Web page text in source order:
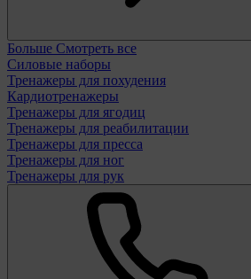
Больше Смотреть все
Силовые наборы
Тренажеры для похудения
Кардиотренажеры
Тренажеры для ягодиц
Тренажеры для реабилитации
Тренажеры для пресса
Тренажеры для ног
Тренажеры для рук